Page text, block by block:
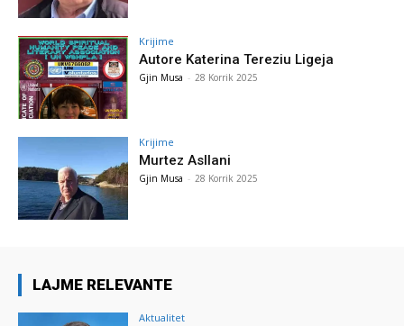
Krijime
Autore Katerina Tereziu Ligeja
Gjin Musa - 28 Korrik 2025
Krijime
Murtez Asllani
Gjin Musa - 28 Korrik 2025
LAJME RELEVANTE
Aktualitet